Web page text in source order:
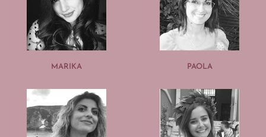
MARIKA PAOLA